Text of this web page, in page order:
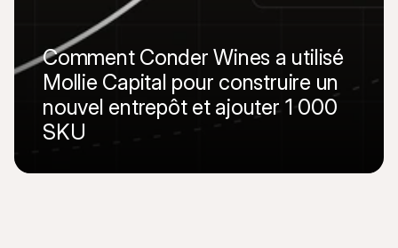
Comment Conder Wines a utilisé
Mollie Capital pour construire un
nouvel entrepôt et ajouter 1 000
SKU